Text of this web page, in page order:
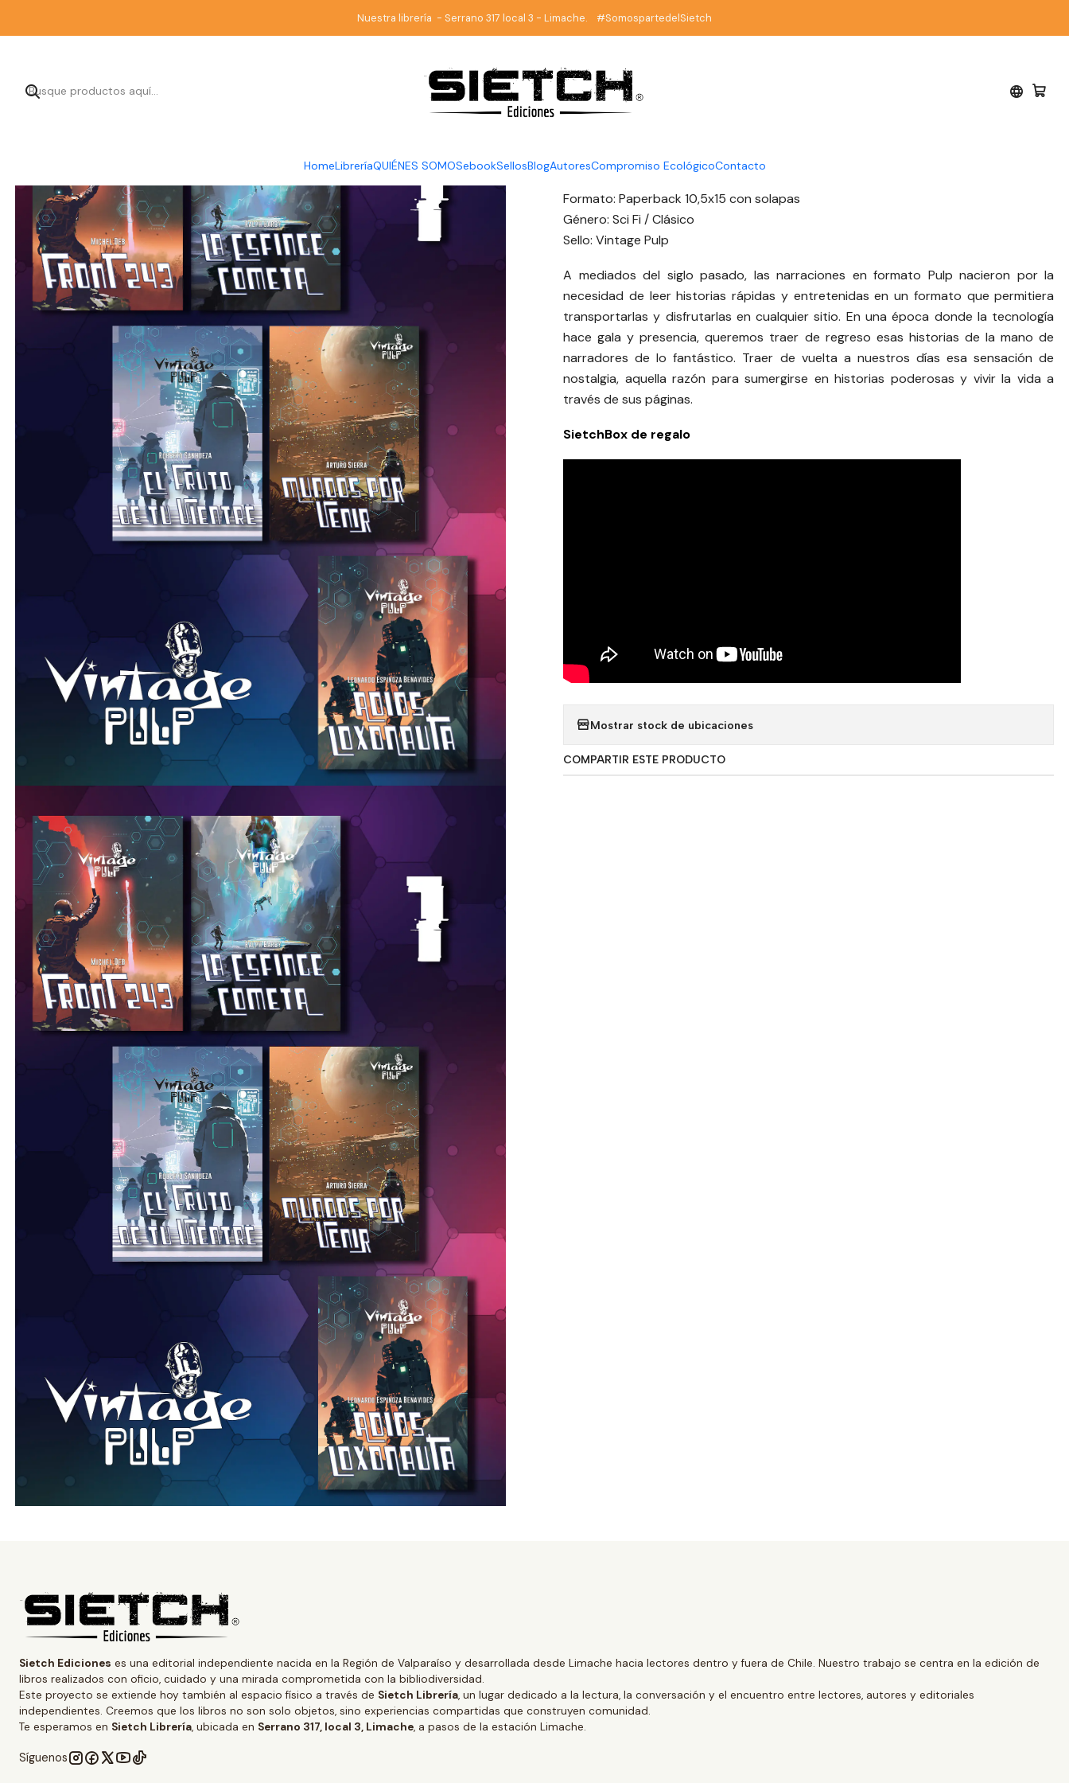
HomeLibreríaQUIÉNES SOMOSebookSellosBlogAutoresCompromiso EcológicoContacto
Nuestra librería - Serrano 317 local 3 - Limache. #SomospartedelSietch
Inicio Vintage Pulp Colección POCKET Vintage Pulp - Pack 1
|
Vintage Pulp - Pack 1
Formato: Paperback 10,5x15 con solapas
Género: Sci Fi / Clásico
Sello: Vintage Pulp
A mediados del siglo pasado, las narraciones en formato Pulp nacieron por la
necesidad de leer historias rápidas y entretenidas en un formato que permitiera
transportarlas y disfrutarlas en cualquier sitio. En una época donde la tecnología
hace gala y presencia, queremos traer de regreso esas historias de la mano de
narradores de lo fantástico. Traer de vuelta a nuestros días esa sensación de
nostalgia, aquella razón para sumergirse en historias poderosas y vivir la vida a
través de sus páginas.
SietchBox de regalo
Mostrar stock de ubicaciones
COMPARTIR ESTE PRODUCTO
Sietch Ediciones es una editorial independiente nacida en la Región de Valparaíso y desarrollada desde Limache hacia lectores dentro y fuera de Chile. Nuestro trabajo se centra en la edición de
libros realizados con oficio, cuidado y una mirada comprometida con la bibliodiversidad.
Este proyecto se extiende hoy también al espacio físico a través de Sietch Librería, un lugar dedicado a la lectura, la conversación y el encuentro entre lectores, autores y editoriales
independientes. Creemos que los libros no son solo objetos, sino experiencias compartidas que construyen comunidad.
Te esperamos en Sietch Librería, ubicada en Serrano 317, local 3, Limache, a pasos de la estación Limache.
Síguenos